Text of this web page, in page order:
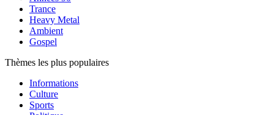
Trance
Heavy Metal
Ambient
Gospel
Thèmes les plus populaires
Informations
Culture
Sports